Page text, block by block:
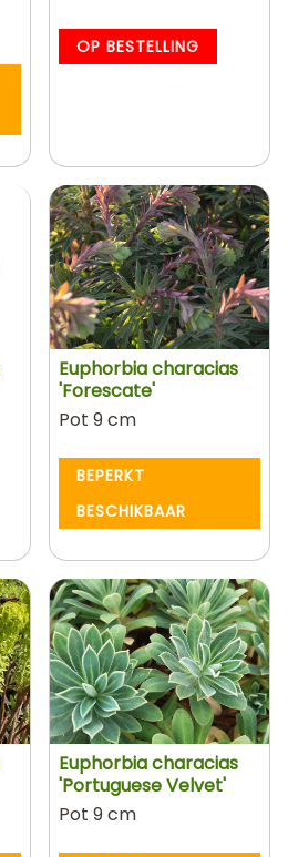
OP BESTELLING
Euphorbia characias
'Forescate'
Pot 9 cm
BEPERKT
BESCHIKBAAR
Euphorbia characias
'Portuguese Velvet'
Pot 9 cm